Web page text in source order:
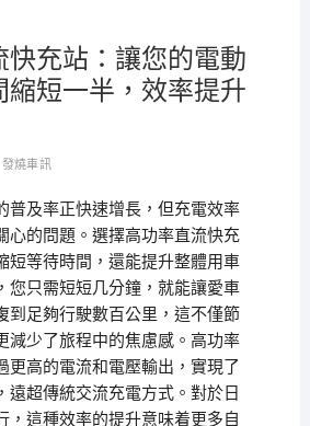
快充站：讓您的電動
縮短一半，效率提升
發燒車訊
普及率正快速增長，但充電效率
心的問題。選擇高功率直流快充
短等待時間，還能提升整體用車
您只需短短几分鐘，就能讓愛車
到足夠行駛數百公里，這不僅節
減少了旅程中的焦慮感。高功率
更高的電流和電壓輸出，實現了
遠超傳統交流充電方式。對於日
，這種效率的提升意味着更多自